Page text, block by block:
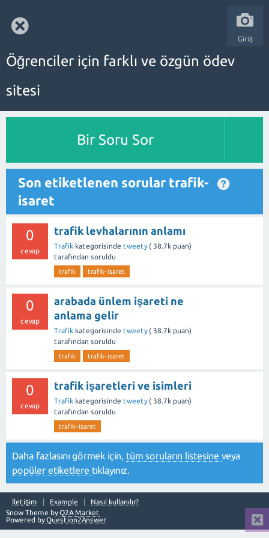
Giriş
Öğrenciler için farklı ve özgün ödev
sitesi
Bir Soru Sor
Son etiketlenen sorular trafik-
isaret
0
cevap
trafik levhalarının anlamı
Trafik kategorisinde tweety ( 38.7k puan)
tarafından soruldu
trafik trafik-isaret
0
cevap
arabada ünlem işareti ne
anlama gelir
Trafik kategorisinde tweety ( 38.7k puan)
tarafından soruldu
trafik trafik-isaret
0
cevap
trafik işaretleri ve isimleri
Trafik kategorisinde tweety ( 38.7k puan)
tarafından soruldu
trafik-isaret
Daha fazlasını görmek için, tüm soruların listesine veya
popüler etiketlere tıklayınız.
İletişim Example
Nasıl kullanılır?
Snow Theme byQ2A Market
Powered byQuestion2Answer